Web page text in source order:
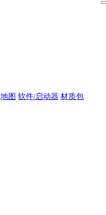
地图 软件/启动器 材质包